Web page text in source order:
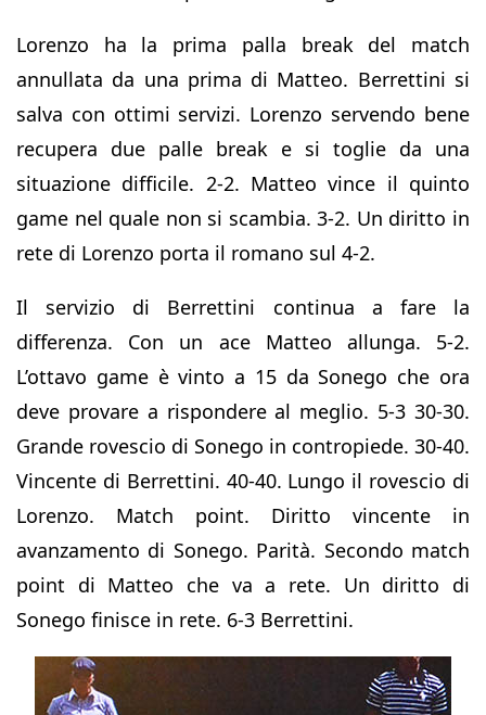
Lorenzo ha la prima palla break del match
annullata da una prima di Matteo. Berrettini si
salva con ottimi servizi. Lorenzo servendo bene
recupera due palle break e si toglie da una
situazione difficile. 2-2. Matteo vince il quinto
game nel quale non si scambia. 3-2. Un diritto in
rete di Lorenzo porta il romano sul 4-2.
Il servizio di Berrettini continua a fare la
differenza. Con un ace Matteo allunga. 5-2.
L’ottavo game è vinto a 15 da Sonego che ora
deve provare a rispondere al meglio. 5-3 30-30.
Grande rovescio di Sonego in contropiede. 30-40.
Vincente di Berrettini. 40-40. Lungo il rovescio di
Lorenzo. Match point. Diritto vincente in
avanzamento di Sonego. Parità. Secondo match
point di Matteo che va a rete. Un diritto di
Sonego finisce in rete. 6-3 Berrettini.